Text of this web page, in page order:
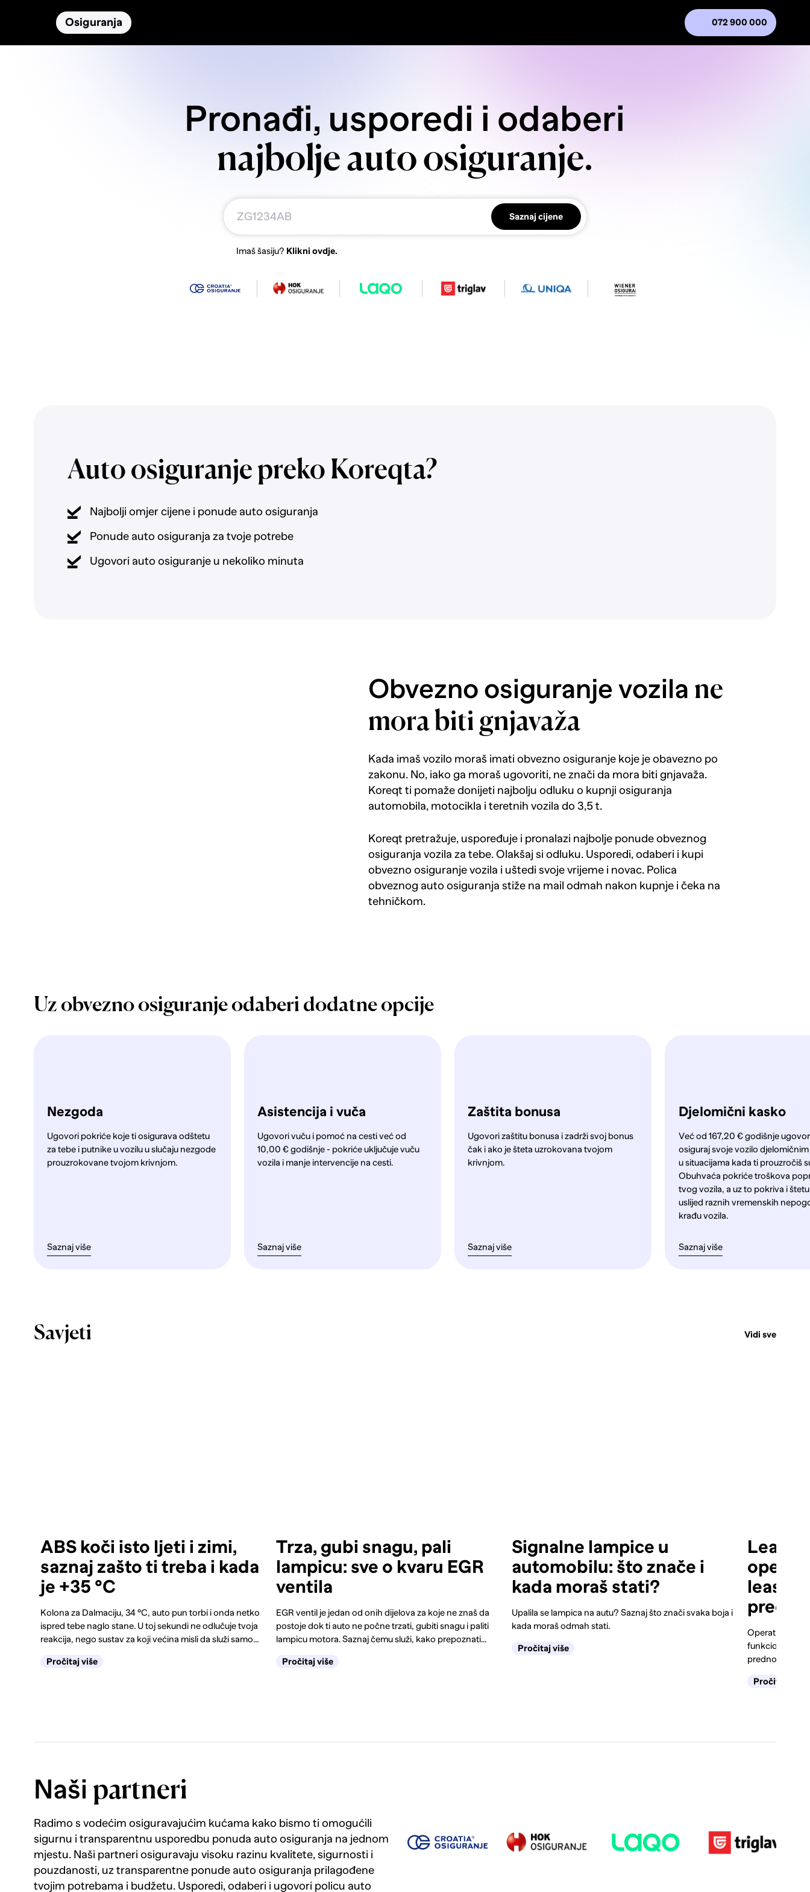
Osiguranja 072 900 000
Pronađi, usporedi i odaberi
najbolje auto osiguranje.
Saznaj cijene
Imaš šasiju? Klikni ovdje.
Auto osiguranje preko Koreqta?
Najbolji omjer cijene i ponude auto osiguranja
Ponude auto osiguranja za tvoje potrebe
Ugovori auto osiguranje u nekoliko minuta
Obvezno osiguranje vozila ne
mora biti gnjavaža
Kada imaš vozilo moraš imati obvezno osiguranje koje je obavezno po
zakonu. No, iako ga moraš ugovoriti, ne znači da mora biti gnjavaža.
Koreqt ti pomaže donijeti najbolju odluku o kupnji osiguranja
automobila, motocikla i teretnih vozila do 3,5 t.
Koreqt pretražuje, uspoređuje i pronalazi najbolje ponude obveznog
osiguranja vozila za tebe. Olakšaj si odluku. Usporedi, odaberi i kupi
obvezno osiguranje vozila i uštedi svoje vrijeme i novac. Polica
obveznog auto osiguranja stiže na mail odmah nakon kupnje i čeka na
tehničkom.
Uz obvezno osiguranje odaberi dodatne opcije
Nezgoda
Ugovori pokriće koje ti osigurava odštetu
za tebe i putnike u vozilu u slučaju nezgode
prouzrokovane tvojom krivnjom.
Saznaj više
Asistencija i vuča
Ugovori vuču i pomoć na cesti već od
10,00 € godišnje - pokriće uključuje vuču
vozila i manje intervencije na cesti.
Saznaj više
Zaštita bonusa
Ugovori zaštitu bonusa i zadrži svoj bonus
čak i ako je šteta uzrokovana tvojom
krivnjom.
Saznaj više
Djelomični kasko
Već od 167,20 € godišnje
osiguraj svoje vozilo
u situacijama kada ti prouzročiš
Obuhvaća pokriće troškova
tvog vozila, a uz to pokriva i
uslijed raznih vremenskih
krađu vozila.
Saznaj više
Savjeti Vidi sve
ABS koči isto ljeti i zimi,
saznaj zašto ti treba i kada
je +35 °C
Kolona za Dalmaciju, 34 °C, auto pun torbi i onda netko
ispred tebe naglo stane. U toj sekundi ne odlučuje tvoja
reakcija, nego sustav za koji većina misli da služi samo
zašto s upaljenom lampicom padaš tehnički, saznaj
Pročitaj više
Trza, gubi snagu, pali
lampicu: sve o kvaru EGR
ventila
EGR ventil je jedan od onih dijelova za koje ne znaš da
postoje dok ti auto ne počne trzati, gubiti snagu i paliti
lampicu motora. Saznaj čemu služi, kako prepoznati
zamjena.
Pročitaj više
Signalne lampice u
automobilu: što znače i
kada moraš stati?
Upalila se lampica na autu? Saznaj što znači svaka boja i
kada moraš odmah stati.
Pročitaj više
Operativni ili
funkcionira
prednosti i
Pročitaj više
Naši partneri
Radimo s vodećim osiguravajućim kućama kako bismo ti omogućili
sigurnu i transparentnu usporedbu ponuda auto osiguranja na jednom
mjestu. Naši partneri osiguravaju visoku razinu kvalitete, sigurnosti i
pouzdanosti, uz transparentne ponude auto osiguranja prilagođene
tvojim potrebama i budžetu. Usporedi, odaberi i ugovori policu auto